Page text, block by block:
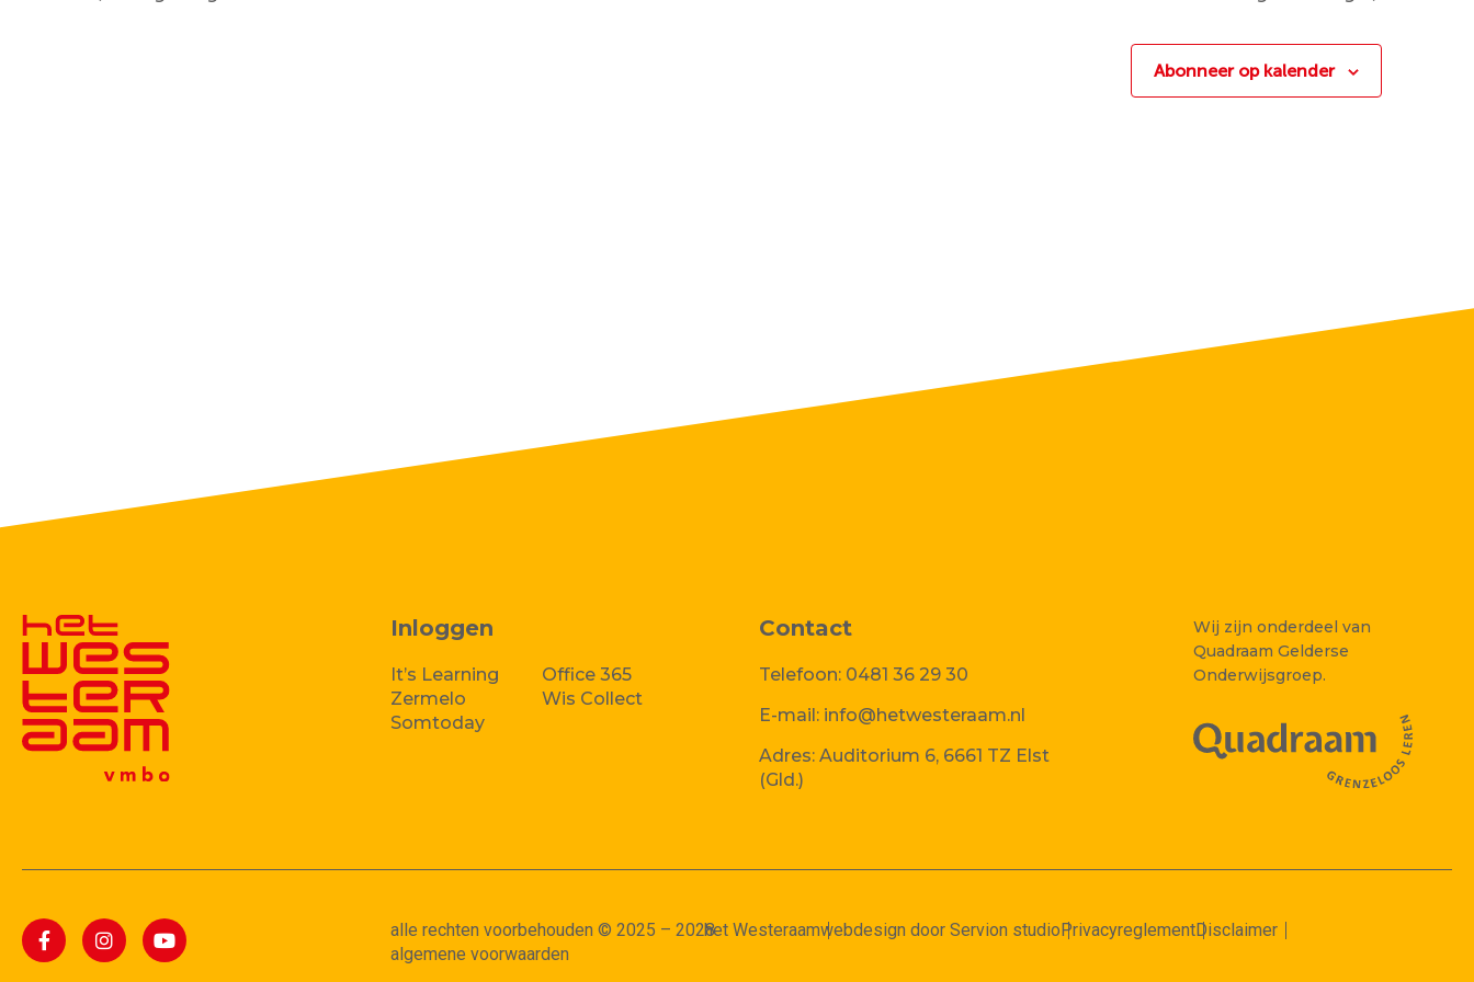
Abonneer op kalender
Inloggen
It’s Learning
Office 365
Zermelo
Wis Collect
Somtoday
Contact
Telefoon: 0481 36 29 30
E-mail: info@hetwesteraam.nl
Adres: Auditorium 6, 6661 TZ Elst
(Gld.)
Wij zijn onderdeel van
Quadraam Gelderse
Onderwijsgroep.
alle rechten voorbehouden © 2025 – 2028het Westeraamwebdesign door Servion studio PrivacyreglementDisclaimer
algemene voorwaarden